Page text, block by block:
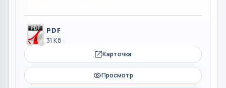
PDF
31 Кб
Карточка
Просмотр